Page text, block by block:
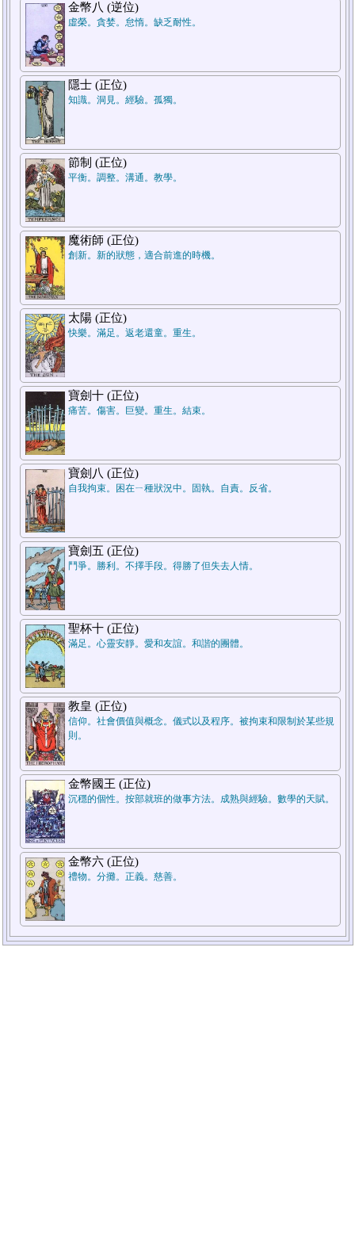
金幣八 (逆位)
虛榮。貪婪。怠惰。缺乏耐性。
隱士 (正位)
知識。洞見。經驗。孤獨。
節制 (正位)
平衡。調整。溝通。教學。
魔術師 (正位)
創新。新的狀態，適合前進的時機。
太陽 (正位)
快樂。滿足。返老還童。重生。
寶劍十 (正位)
痛苦。傷害。巨變。重生。結束。
寶劍八 (正位)
自我拘束。困在ㄧ種狀況中。固執。自責。反省。
寶劍五 (正位)
鬥爭。勝利。不擇手段。得勝了但失去人情。
聖杯十 (正位)
滿足。心靈安靜。愛和友誼。和諧的團體。
教皇 (正位)
信仰。社會價值與概念。儀式以及程序。被拘束和限制於某些規
則。
金幣國王 (正位)
沉穩的個性。按部就班的做事方法。成熟與經驗。數學的天賦。
金幣六 (正位)
禮物。分攤。正義。慈善。